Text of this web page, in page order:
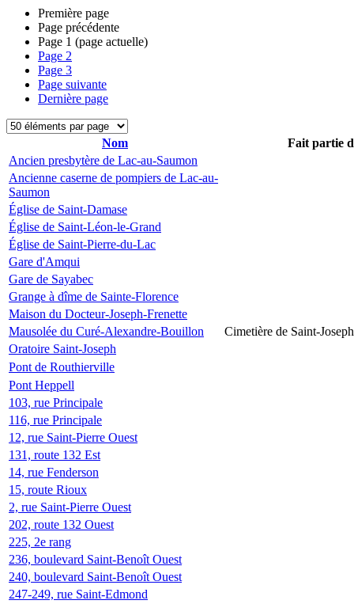
Première page
Page précédente
Page 1 (page actuelle)
Page 2
Page 3
Page suivante
Dernière page
Nom
Fait partie
Ancien presbytère de Lac-au-Saumon
Ancienne caserne de pompiers de Lac-au-
Saumon
Église de Saint-Damase
Église de Saint-Léon-le-Grand
Église de Saint-Pierre-du-Lac
Gare d'Amqui
Gare de Sayabec
Grange à dîme de Sainte-Florence
Maison du Docteur-Joseph-Frenette
Mausolée du Curé-Alexandre-Bouillon
Cimetière de Saint-Joseph
Oratoire Saint-Joseph
Pont de Routhierville
Pont Heppell
103, rue Principale
116, rue Principale
12, rue Saint-Pierre Ouest
131, route 132 Est
14, rue Fenderson
15, route Rioux
2, rue Saint-Pierre Ouest
202, route 132 Ouest
225, 2e rang
236, boulevard Saint-Benoît Ouest
240, boulevard Saint-Benoît Ouest
247-249, rue Saint-Edmond